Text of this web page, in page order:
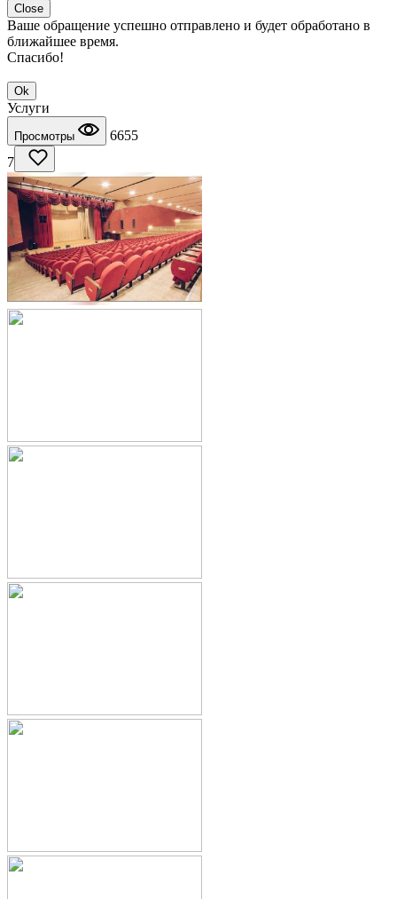
Close
Ваше обращение успешно отправлено и будет обработано в
ближайшее время.
Спасибо!
Ok
Услуги
Просмотры
6655
7